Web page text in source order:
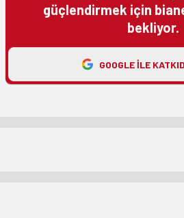
güçlendirmek için
bekliyor.
GOOGLE ILE